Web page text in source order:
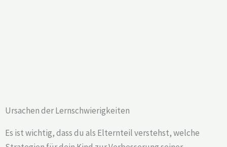
Ursachen der Lernschwierigkeiten
Es ist wichtig, dass du als Elternteil verstehst, welche